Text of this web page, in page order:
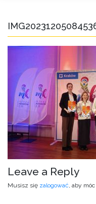
Leave a Reply
Musisz się zalogować, aby